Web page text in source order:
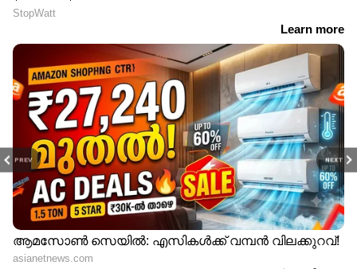
PREV NEXT
കെട്ടിവയ്ക്കുന്നു'
LATEST VIDEOS
യൂണിഫോമിട്ട കള്ളനോ?;